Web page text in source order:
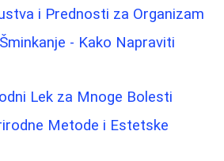
i Prednosti za Organizam
- Kako Napraviti
Lek za Mnoge Bolesti
Metode i Estetske